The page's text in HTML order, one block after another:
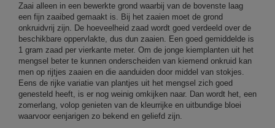
Zaai alleen in een bewerkte grond waarbij van de bovenste laag
een fijn zaaibed gemaakt is. Bij het zaaien moet de grond
onkruidvrij zijn. De hoeveelheid zaad wordt goed verdeeld over de
beschikbare oppervlakte, dus dun zaaien. Een goed gemiddelde is
1 gram zaad per vierkante meter. Om de jonge kiemplanten uit het
mengsel beter te kunnen onderscheiden van kiemend onkruid kan
men op rijtjes zaaien en die aanduiden door middel van stokjes.
Eens de rijke variatie van plantjes uit het mengsel zich goed
genesteld heeft, is er nog weinig omkijken naar. Dan wordt het, een
zomerlang, volop genieten van de kleurrijke en uitbundige bloei
waarvoor eenjarigen zo bekend en geliefd zijn.